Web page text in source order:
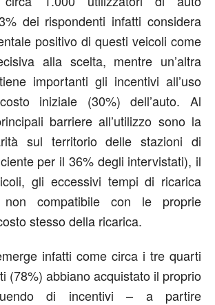
dei rispondenti infatti considera
positivo di questi veicoli come
alla scelta, mentre un’altra
importanti gli incentivi all’uso
iniziale (30%) dell’auto. Al
barriere all’utilizzo sono la
sul territorio delle stazioni di
per il 36% degli intervistati), il
gli eccessivi tempi di ricarica
compatibile con le proprie
stesso della ricarica.
infatti come circa i tre quarti
(78%) abbiano acquistato il proprio
di incentivi – a partire